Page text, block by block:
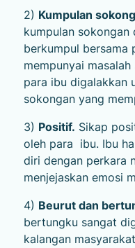
2) Kumpulan
kumpulan sokongan
berkumpul bersama
mempunyai
para ibu digalakkan
sokongan yang
3) Positif. Sikap
oleh para ibu. Ibu
diri dengan perkara
menjejaskan emosi
4) Beurut dan
bertungku sangat
kalangan